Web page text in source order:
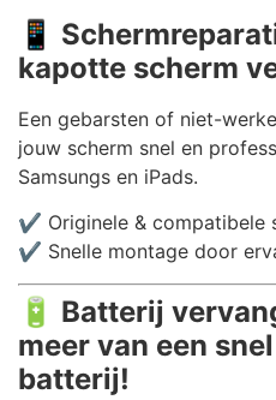
📱
kapotte scherm
Een gebarsten of niet-
jouw scherm snel en
Samsungs en iPads.
✔️ Originele & compatibele
✔️ Snelle montage door
🔋 Batterij
meer van een
batterij!